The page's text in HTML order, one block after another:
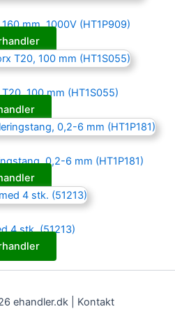
mm, 1000V (HT1P909)
100 mm (HT1S055)
0,2-6 mm (HT1P181)
4 stk. (51213)
ehandler.dk | Kontakt